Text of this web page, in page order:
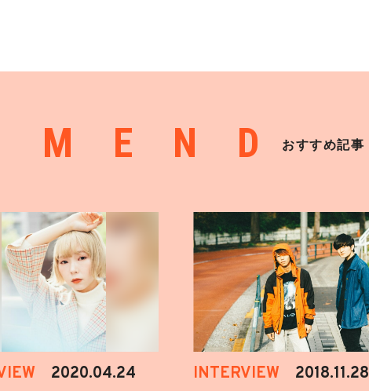
おすすめ記事
2020.04.24 INTERVIEW 2018.11.28